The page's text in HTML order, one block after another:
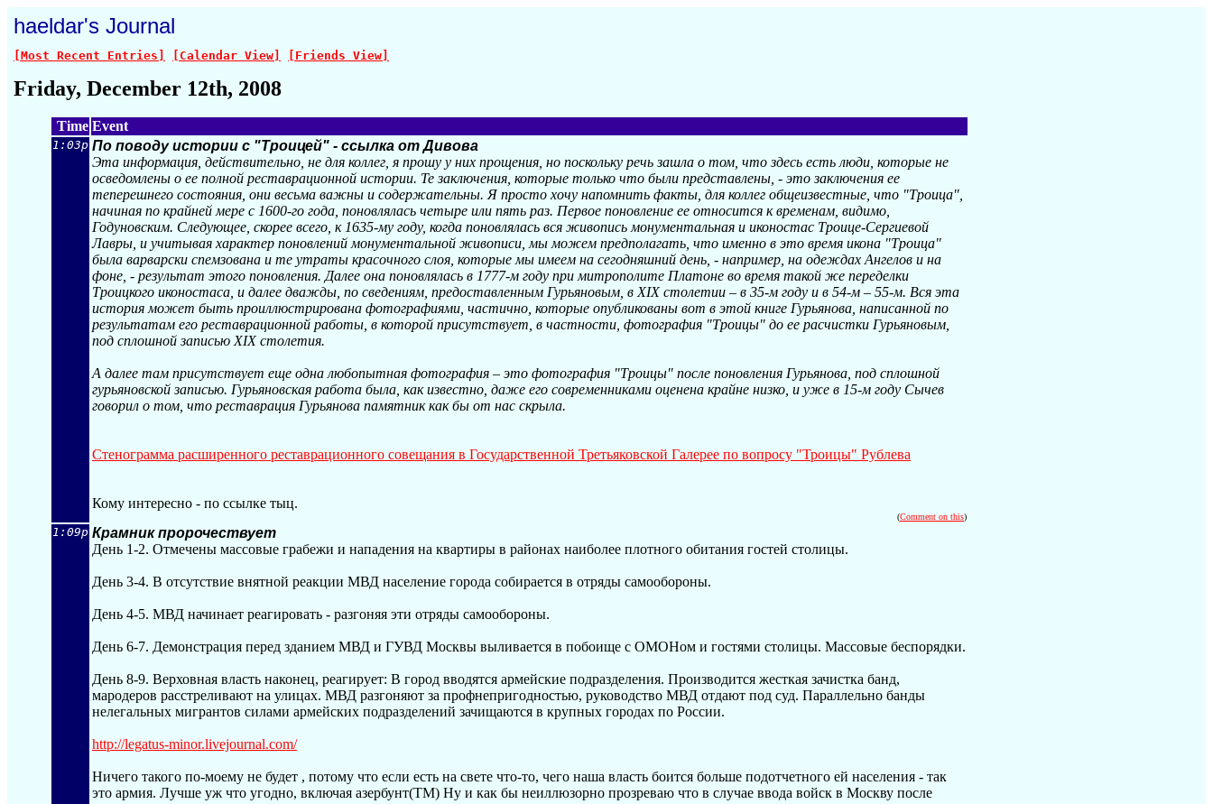
haeldar's Journal
[Most Recent Entries] [Calendar View] [Friends View]
Friday, December 12th, 2008
Time Event
1:03p По поводу истории с "Троицей" - ссылка от Дивова
Эта информация, действительно, не для коллег, я прошу у них прощения, но поскольку речь зашла о том, что здесь есть люди, которые не
осведомлены о ее полной реставрационной истории. Те заключения, которые только что были представлены, - это заключения ее
теперешнего состояния, они весьма важны и содержательны. Я просто хочу напомнить факты, для коллег общеизвестные, что "Троица",
начиная по крайней мере с 1600-го года, поновлялась четыре или пять раз. Первое поновление ее относится к временам, видимо,
Годуновским. Следующее, скорее всего, к 1635-му году, когда поновлялась вся живопись монументальная и иконостас Троице-Сергиевой
Лавры, и учитывая характер поновлений монументальной живописи, мы можем предполагать, что именно в это время икона "Троица"
была варварски спемзована и те утраты красочного слоя, которые мы имеем на сегодняшний день, - например, на одеждах Ангелов и на
фоне, - результат этого поновления. Далее она поновлялась в 1777-м году при митрополите Платоне во время такой же переделки
Троицкого иконостаса, и далее дважды, по сведениям, предоставленным Гурьяновым, в XIX столетии – в 35-м году и в 54-м – 55-м. Вся эта
история может быть проиллюстрирована фотографиями, частично, которые опубликованы вот в этой книге Гурьянова, написанной по
результатам его реставрационной работы, в которой присутствует, в частности, фотография "Троицы" до ее расчистки Гурьяновым,
под сплошной записью XIX столетия.
А далее там присутствует еще одна любопытная фотография – это фотография "Троицы" после поновления Гурьянова, под сплошной
гурьяновской записью. Гурьяновская работа была, как известно, даже его современниками оценена крайне низко, и уже в 15-м году Сычев
говорил о том, что реставрация Гурьянова памятник как бы от нас скрыла.
Стенограмма расширенного реставрационного совещания в Государственной Третьяковской Галерее по вопросу "Троицы" Рублева
Кому интересно - по ссылке тыц.
(Comment on this)
1:09p Крамник пророчествует
День 1-2. Отмечены массовые грабежи и нападения на квартиры в районах наиболее плотного обитания гостей столицы.
День 3-4. В отсутствие внятной реакции МВД население города собирается в отряды самообороны.
День 4-5. МВД начинает реагировать - разгоняя эти отряды самообороны.
День 6-7. Демонстрация перед зданием МВД и ГУВД Москвы выливается в побоище с ОМОНом и гостями столицы. Массовые беспорядки.
День 8-9. Верховная власть наконец, реагирует: В город вводятся армейские подразделения. Производится жесткая зачистка банд,
мародеров расстреливают на улицах. МВД разгоняют за профнепригодностью, руководство МВД отдают под суд. Параллельно банды
нелегальных мигрантов силами армейских подразделений зачищаются в крупных городах по России.
http://legatus-minor.livejournal.com/
Ничего такого по-моему не будет , потому что если есть на свете что-то, чего наша власть боится больше подотчетного ей населения - так
это армия. Лучше уж что угодно, включая азербунт(ТМ) Ну и как бы неиллюзорно прозреваю что в случае ввода войск в Москву после